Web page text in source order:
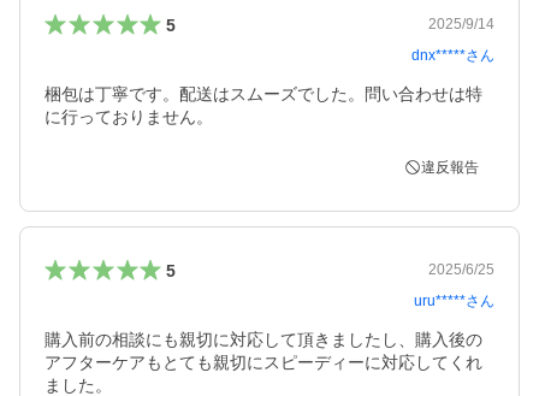
5
2025/9/14
dnx*****さん
梱包は丁寧です。配送はスムーズでした。問い合わせは特
に行っておりません。
違反報告
5
2025/6/25
uru*****さん
購入前の相談にも親切に対応して頂きましたし、購入後の
アフターケアもとても親切にスピーディーに対応してくれ
ました。